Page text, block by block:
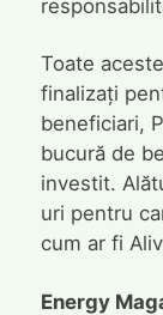
Toate
finalizați
beneficiari,
bucură de
investit.
uri pentru
cum ar fi
Energy